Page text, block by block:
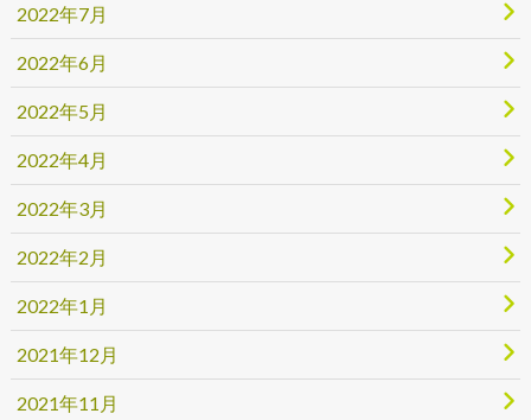
2022年7月
2022年6月
2022年5月
2022年4月
2022年3月
2022年2月
2022年1月
2021年12月
2021年11月